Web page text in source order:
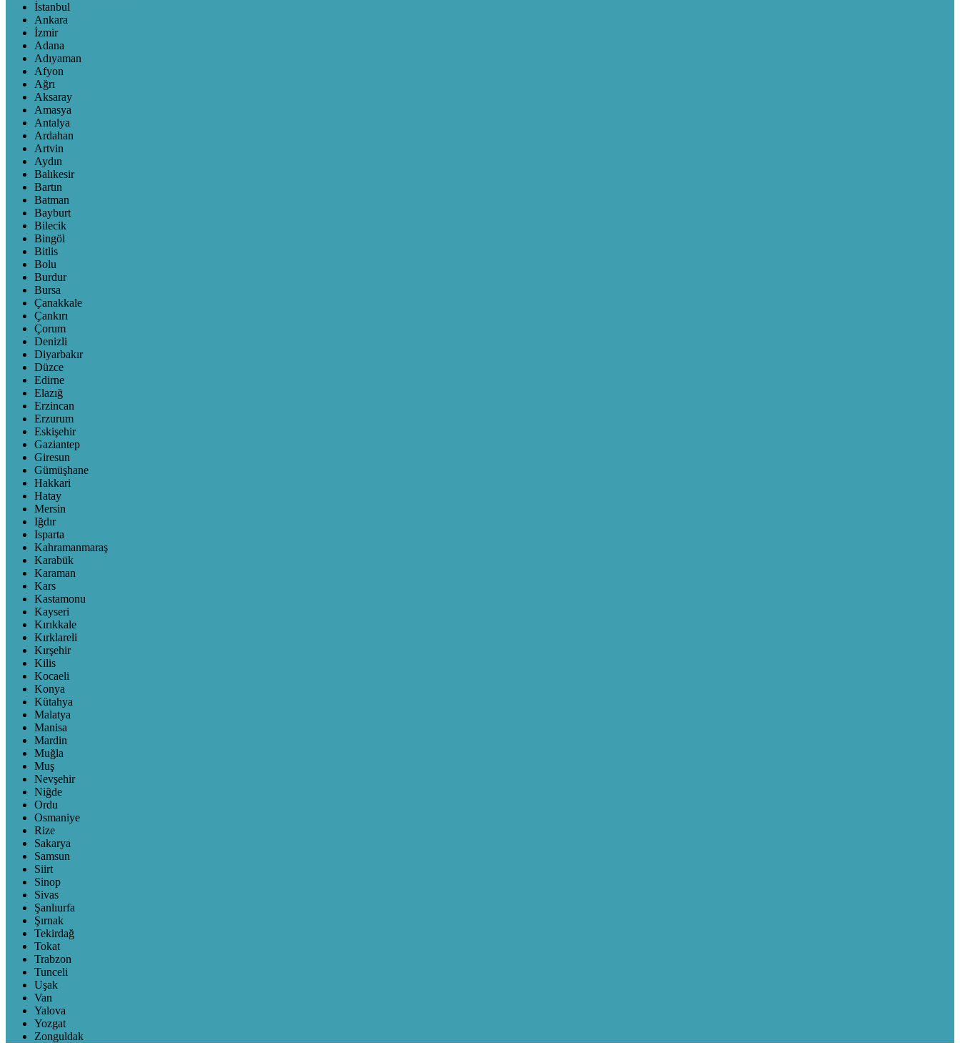
İstanbul
Ankara
İzmir
Adana
Adıyaman
Afyon
Ağrı
Aksaray
Amasya
Antalya
Ardahan
Artvin
Aydın
Balıkesir
Bartın
Batman
Bayburt
Bilecik
Bingöl
Bitlis
Bolu
Burdur
Bursa
Çanakkale
Çankırı
Çorum
Denizli
Diyarbakır
Düzce
Edirne
Elazığ
Erzincan
Erzurum
Eskişehir
Gaziantep
Giresun
Gümüşhane
Hakkari
Hatay
Mersin
Iğdır
Isparta
Kahramanmaraş
Karabük
Karaman
Kars
Kastamonu
Kayseri
Kırıkkale
Kırklareli
Kırşehir
Kilis
Kocaeli
Konya
Kütahya
Malatya
Manisa
Mardin
Muğla
Muş
Nevşehir
Niğde
Ordu
Osmaniye
Rize
Sakarya
Samsun
Siirt
Sinop
Sivas
Şanlıurfa
Şırnak
Tekirdağ
Tokat
Trabzon
Tunceli
Uşak
Van
Yalova
Yozgat
Zonguldak